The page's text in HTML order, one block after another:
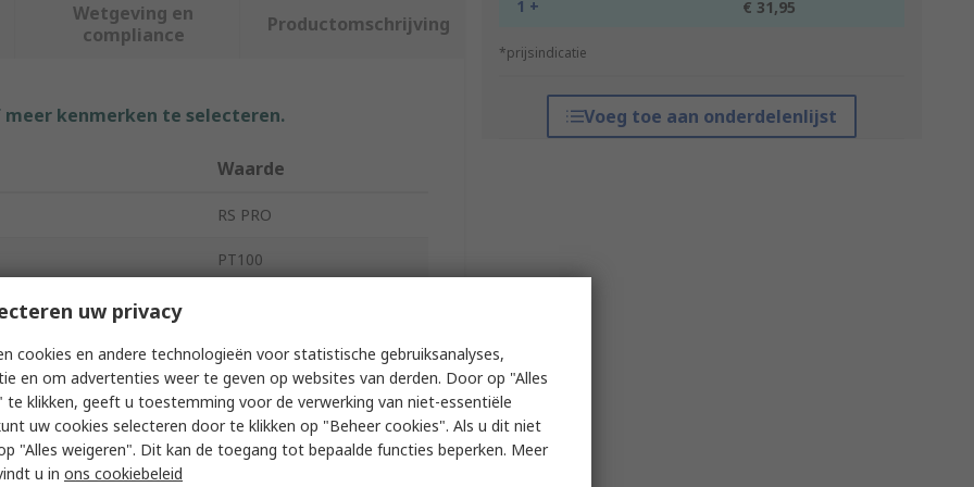
1 + € 31,95
*prijsindicatie
Voeg toe aan onderdelenlijst
Wetgeving en
compliance
Productomschrijving
kenmerken te selecteren.
Waarde
RS PRO
PT100
50mm
5mm
Sensed -50°C
Sensed
uw privacy
cookies en andere technologieën voor statistische gebruiksanalyses,
en om advertenties weer te geven op websites van derden. Door op "Alles
te klikken, geeft u toestemming voor de verwerking van niet-essentiële
uw cookies selecteren door te klikken op "Beheer cookies". Als u dit niet
"Alles weigeren". Dit kan de toegang tot bepaalde functies beperken. Meer
u in ons cookiebeleid